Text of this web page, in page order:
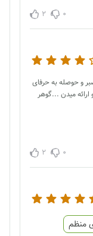
0
2
و حوصله به حرفای
میدن ...گوهر
0
2
منظم